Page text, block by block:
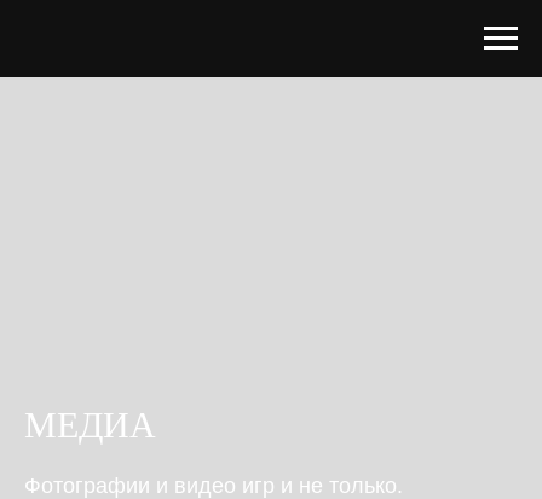
МЕДИА
Фотографии и видео игр и не только.